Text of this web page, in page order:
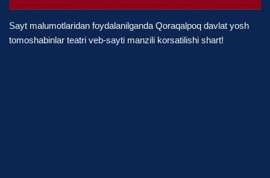
Sayt malumotlaridan foydalanilganda Qoraqalpoq davlat yosh
tomoshabinlar teatri veb-sayti manzili korsatilishi shart!